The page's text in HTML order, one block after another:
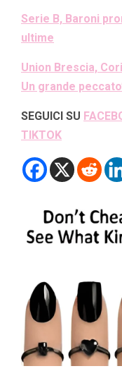
Serie B, Baroni
ultime
Union Brescia,
Un grande
SEGUICI SU
TIKTOK